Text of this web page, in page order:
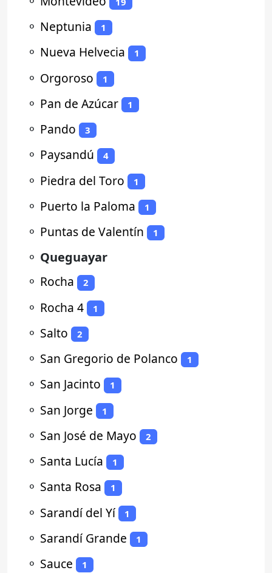
⚬ Neptunia 1
⚬ Nueva Helvecia 1
⚬ Orgoroso 1
⚬ Pan de Azúcar 1
⚬ Pando 3
⚬ Paysandú 4
⚬ Piedra del Toro 1
⚬ Puerto la Paloma 1
⚬ Puntas de Valentín 1
⚬ Queguayar
⚬ Rocha 2
⚬ Rocha 4 1
⚬ Salto 2
⚬ San Gregorio de Polanco 1
⚬ San Jacinto 1
⚬ San Jorge 1
⚬ San José de Mayo 2
⚬ Santa Lucía 1
⚬ Santa Rosa 1
⚬ Sarandí del Yí 1
⚬ Sarandí Grande 1
⚬ Sauce 1